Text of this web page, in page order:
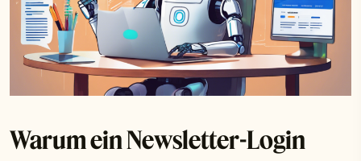
Warum ein Newsletter-Login